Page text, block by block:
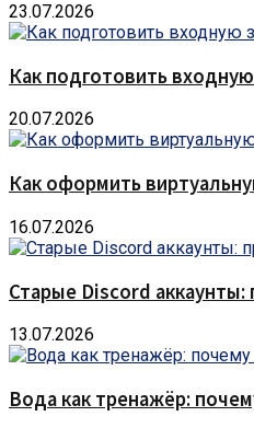
23.07.2026
Как подготовить
20.07.2026
Как оформить
16.07.2026
Старые Discord
13.07.2026
Вода как тренажёр: